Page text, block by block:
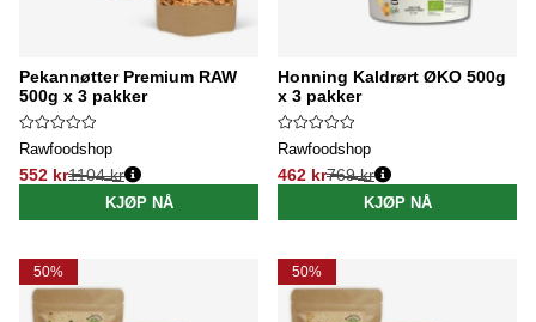
Pekannøtter Premium RAW
500g x 3 pakker
Rawfoodshop
552 kr
Vanlig pris:
1104 kr
KJØP NÅ
Honning Kaldrørt ØKO 500g
x 3 pakker
Rawfoodshop
462 kr
Vanlig pris:
769 kr
KJØP NÅ
50% 50%